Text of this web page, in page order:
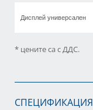
Дисплей универсален
* цените са с ДДС.
СПЕЦИФИКАЦИЯ